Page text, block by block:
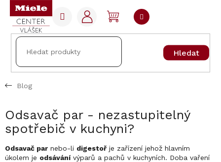
Přejít
obsah
Hledat
NÁKUPNÍ
KOŠÍK
Blog
Odsavač par - nezastupitelný
spotřebič v kuchyni?
Odsavač par nebo-li digestoř je zařízení jehož hlavním
úkolem je odsávání výparů a pachů v kuchyních. Doba vaření